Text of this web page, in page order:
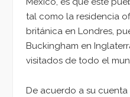
tal como la residencia
británica en Londres,
Buckingham en
visitados de todo el
De acuerdo a su